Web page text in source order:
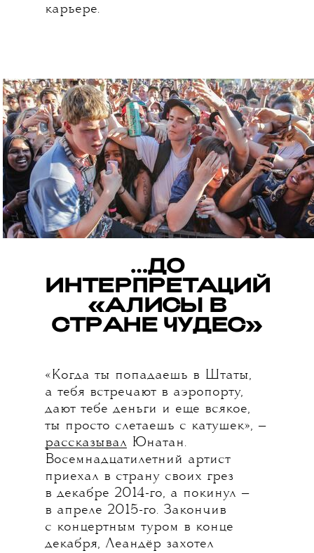
карьере.
…ДО
ИНТЕРПРЕТАЦИЙ
«АЛИСЫ В
СТРАНЕ ЧУДЕС»
«Когда ты попадаешь в Штаты,
а тебя встречают в аэропорту,
дают тебе деньги и еще всякое,
ты просто слетаешь с катушек», —
рассказывал Юнатан.
Восемнадцатилетний артист
приехал в страну своих грез
в декабре 2014-го, а покинул —
в апреле 2015-го. Закончив
с концертным туром в конце
декабря, Леандёр захотел